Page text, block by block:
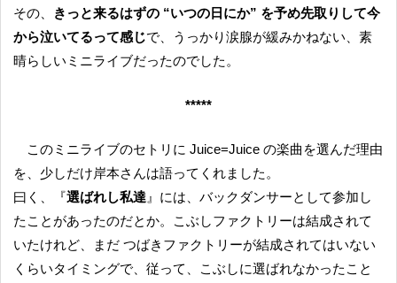
その、
きっと来るはずの “いつの日にか” を予め先取りして今
から泣いてるって感じで、うっかり涙腺が緩みかねない、素
晴らしいミニライブだったのでした。
*****
このミニライブのセトリに Juice=Juice の楽曲を選んだ理由
を、少しだけ岸本さんは語ってくれました。
曰く、『選ばれし私達 』には、バックダンサーとして参加し
たことがあったのだとか。こぶしファクトリーは結成されて
いたけれど、まだ つばきファクトリーが結成されてはいない
くらいタイミングで、従って、こぶしに選ばれなかったこと